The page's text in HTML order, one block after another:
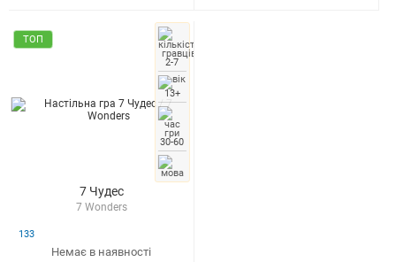
7 Чудес
7 Wonders
2-7
13+
30-60
ТОП
133
Немає в наявності